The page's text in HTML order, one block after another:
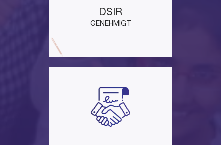
DSIR
GENEHMIGT